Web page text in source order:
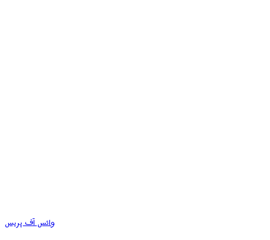
وائس آف پریس